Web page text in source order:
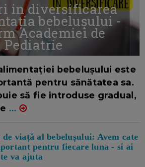
in diversificarea
bebelușului -
Academiei de
Pediatrie
bebelușului este
pentru sănătatea sa.
să fie introduse gradual,
...
viață al bebelușului: Avem cate
pentru fiecare luna - si ai
va ajuta